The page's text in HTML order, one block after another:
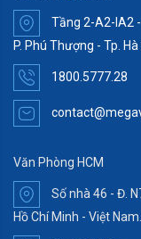
Tầng 2-A2-IA2
P. Phú Thượng - Tp. Hà
1800.5777.28
Văn Phòng HCM
Số nhà 46 - Đ.
Hồ Chí Minh - Việt Nam.